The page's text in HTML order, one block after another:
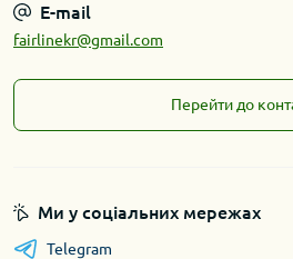
E-mail
fairlinekr@gmail.com
Перейти до
Ми у соціальних мережах
Telegram